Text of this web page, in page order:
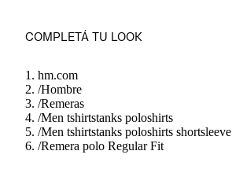
COMPLETÁ TU LOOK
hm.com
/Hombre
/Remeras
/Men tshirtstanks poloshirts
/Men tshirtstanks poloshirts shortsleeve
/Remera polo Regular Fit